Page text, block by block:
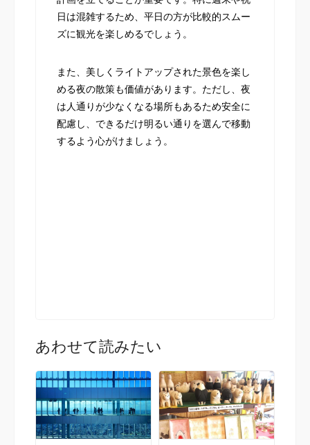
日は混雑するため、平日の方が比較的スムー
ズに観光を楽しめるでしょう。
また、美しくライトアップされた景色を楽し
める夜の散策も価値があります。ただし、夜
は人通りが少なくなる場所もあるため安全に
配慮し、できるだけ明るい通りを選んで移動
するよう心がけましょう。
あわせて読みたい